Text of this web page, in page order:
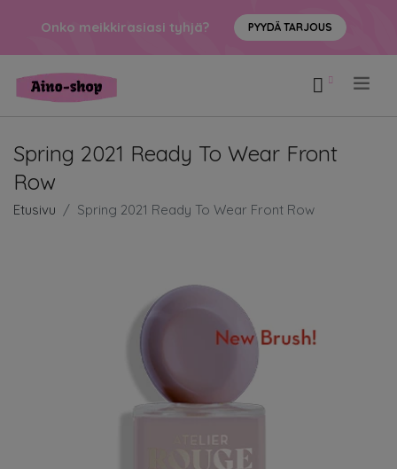
Onko meikkirasiasi tyhjä? PYYDÄ TARJOUS
Spring 2021 Ready To Wear Front
Row
Etusivu Spring 2021 Ready To Wear Front Row